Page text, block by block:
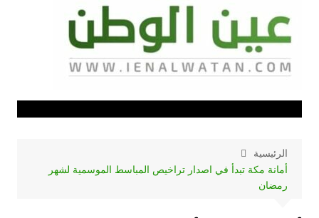
الرئيسية
أمانة مكة تبدأ في اصدار تراخيص المباسط الموسمية لشهر
رمضان